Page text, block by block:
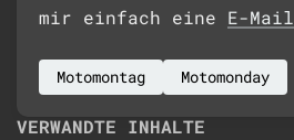
mir einfach eine E-Mail
Motomontag Motomonday
VERWANDTE INHALTE